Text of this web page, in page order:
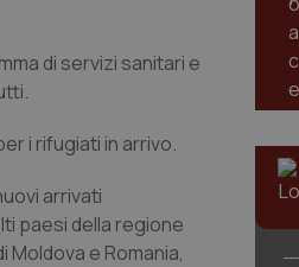
di servizi sanitari e
i rifugiati in arrivo.
arrivati
paesi della regione
Moldova e Romania,